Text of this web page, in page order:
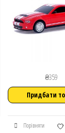
₴359
Придбати
Порівняти